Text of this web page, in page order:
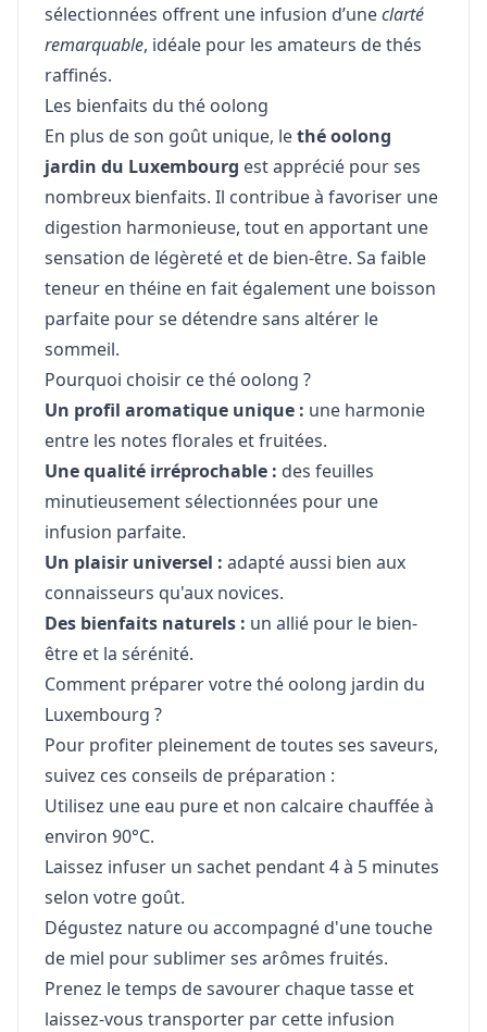
sélectionnées offrent une infusion d’uneclarté
remarquable, idéale pour les amateurs de thés
raffinés.
Les bienfaits du thé oolong
En plus de son goût unique, lethé oolong
jardin du Luxembourg est apprécié pour ses
nombreux bienfaits. Il contribue à favoriser une
digestion harmonieuse, tout en apportant une
sensation de légèreté et de bien-être. Sa faible
teneur en théine en fait également une boisson
parfaite pour se détendre sans altérer le
sommeil.
Pourquoi choisir ce thé oolong ?
Un profil aromatique unique : une harmonie
entre les notes florales et fruitées.
Une qualité irréprochable : des feuilles
minutieusement sélectionnées pour une
infusion parfaite.
Un plaisir universel : adapté aussi bien aux
connaisseurs qu'aux novices.
Des bienfaits naturels : un allié pour le bien-
être et la sérénité.
Comment préparer votre thé oolong jardin du
Luxembourg ?
Pour profiter pleinement de toutes ses saveurs,
suivez ces conseils de préparation :
Utilisez une eau pure et non calcaire chauffée à
environ 90°C.
Laissez infuser un sachet pendant 4 à 5 minutes
selon votre goût.
Dégustez nature ou accompagné d'une touche
de miel pour sublimer ses arômes fruités.
Prenez le temps de savourer chaque tasse et
laissez-vous transporter par cette infusion